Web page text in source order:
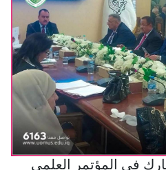
في المؤتمر العلمي